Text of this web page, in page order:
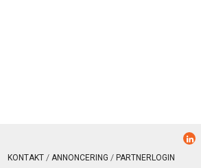
KONTAKT ANNONCERING PARTNERLOGIN